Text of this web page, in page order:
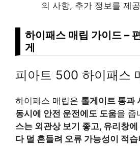
의 사항, 추가 정보를 제
하이패스 매립 가이드 –
게
피아트 500 하이패스
하이패스 매립은 톨게이트 통과
동시에 안전 운전에도 도움을 줍
스는 외관상 보기 좋고, 유리창
다 덜 흔들려 오류 가능성이 적습